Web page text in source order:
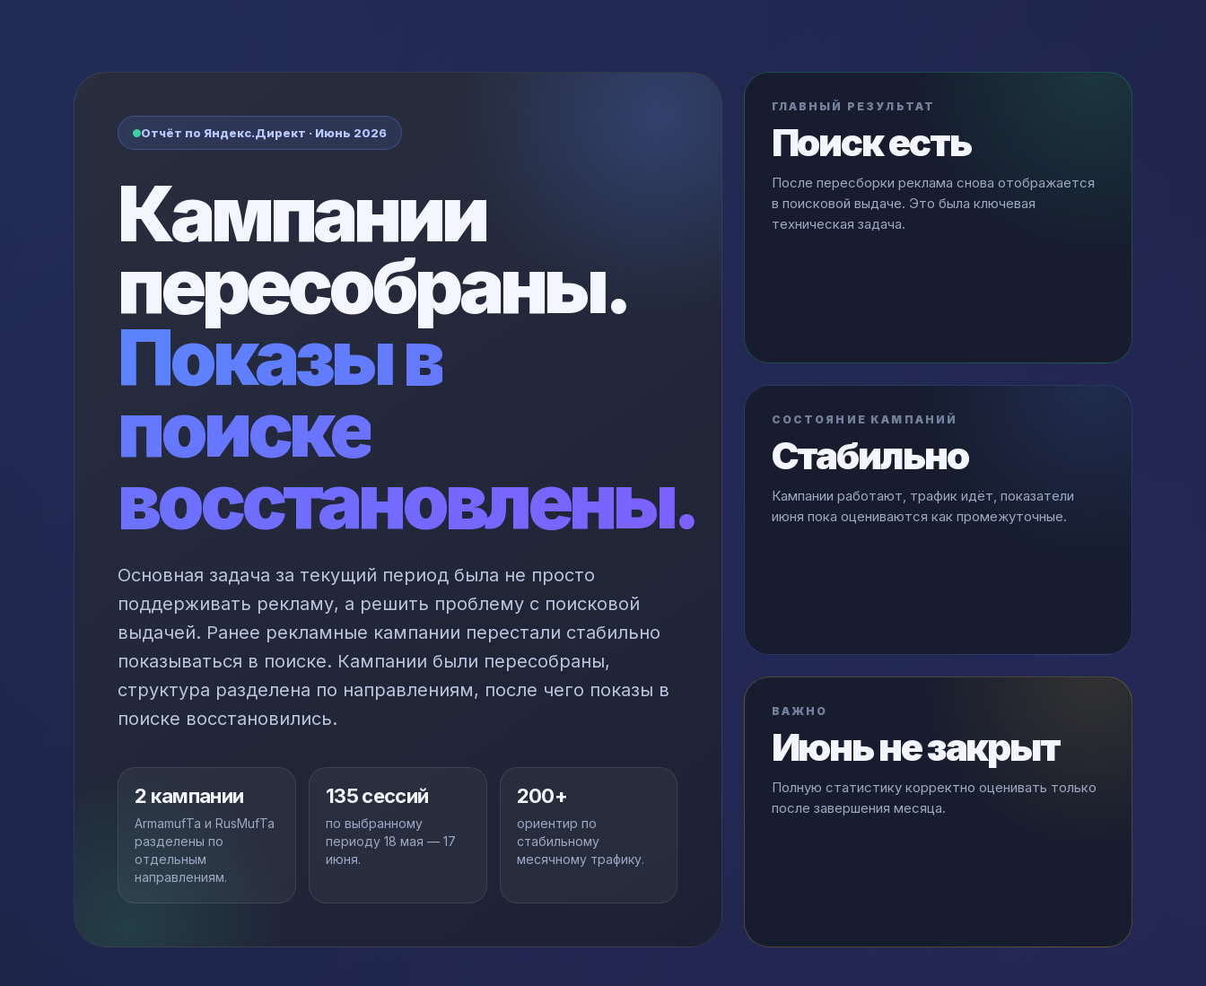
Отчёт по Яндекс.Директ · Июнь 2026
Кампании
пересобраны.
Показы в
поиске
восстановлены.
Основная задача за текущий период была не просто
поддерживать рекламу, а решить проблему с поисковой
выдачей. Ранее рекламные кампании перестали стабильно
показываться в поиске. Кампании были пересобраны,
структура разделена по направлениям, после чего показы в
поиске восстановились.
2 кампании
ArmamufTa и RusMufTa
разделены по
отдельным
направлениям.
135 сессий
по выбранному
периоду 18 мая — 17
июня.
200+
ориентир по
стабильному
месячному трафику.
ГЛАВНЫЙ РЕЗУЛЬТАТ
Поиск есть
После пересборки реклама снова отображается
в поисковой выдаче. Это была ключевая
техническая задача.
СОСТОЯНИЕ КАМПАНИЙ
Стабильно
Кампании работают, трафик идёт, показатели
июня пока оцениваются как промежуточные.
ВАЖНО
Июнь не закрыт
Полную статистику корректно оценивать только
после завершения месяца.